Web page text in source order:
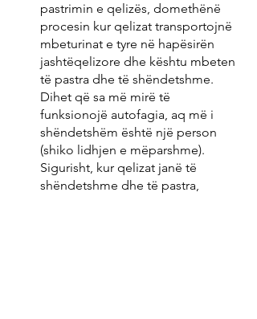
pastrimin e qelizës, domethënë
procesin kur qelizat transportojnë
mbeturinat e tyre në hapësirën
jashtëqelizore dhe kështu mbeten
të pastra dhe të shëndetshme.
Dihet që sa më mirë të
funksionojë autofagia, aq më i
shëndetshëm është një person
(shiko lidhjen e mëparshme).
Sigurisht, kur qelizat janë të
shëndetshme dhe të pastra,